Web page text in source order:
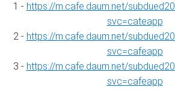
1 - https://m.cafe.daum.net/
svc=cateapp
2 - https://m.cafe.daum.net/
svc=cafeapp
3 - https://m.cafe.daum.net/
svc=cafeapp